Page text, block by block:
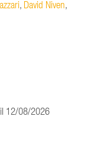
, David Niven,
12/08/2026